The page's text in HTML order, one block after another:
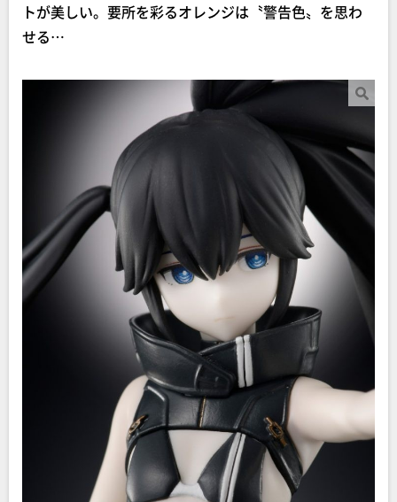
トが美しい。要所を彩るオレンジは〝警告色〟を思わ
せる…